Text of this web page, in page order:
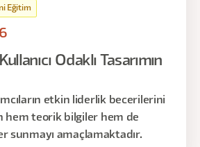
Eğitim
Odaklı Tasarımın
etkin liderlik becerilerini
hem teorik bilgiler hem de
sunmayı amaçlamaktadır.